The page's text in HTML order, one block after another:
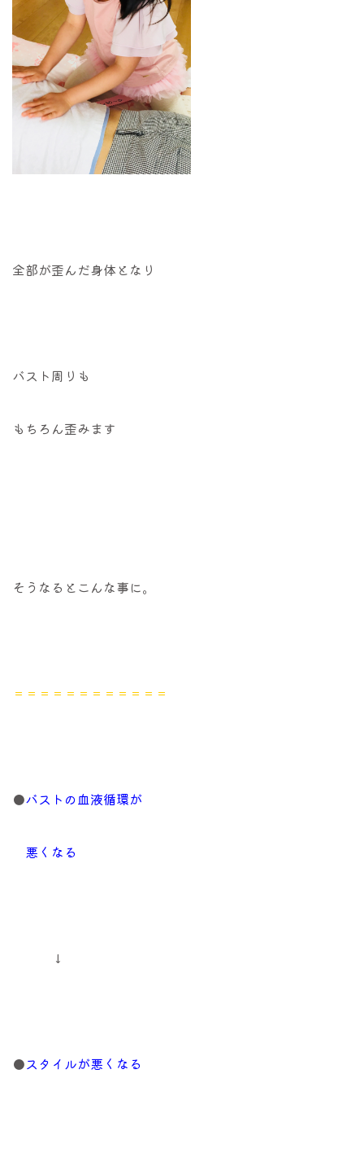
全部が歪んだ身体となり
バスト周りも
もちろん歪みます
そうなるとこんな事に。
＝＝＝＝＝＝＝＝＝＝＝＝
●バストの血液循環が
悪くなる
↓
●スタイルが悪くなる